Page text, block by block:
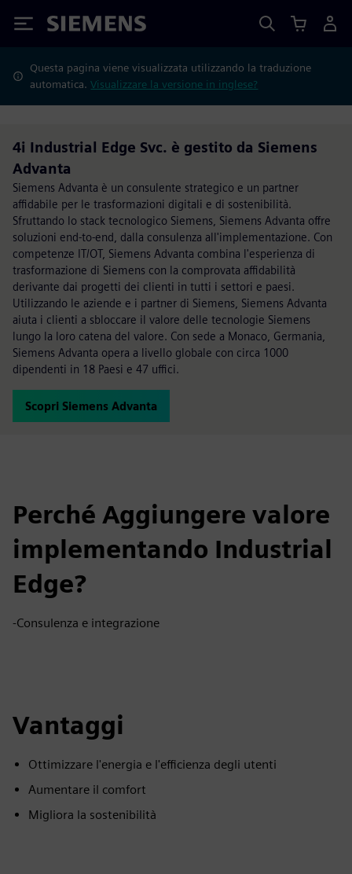
Siemens
Questa pagina viene visualizzata utilizzando la traduzione
automatica.Visualizzare la versione in inglese?
4i Industrial Edge Svc. è gestito da Siemens
Advanta
Siemens Advanta è un consulente strategico e un partner
affidabile per le trasformazioni digitali e di sostenibilità.
Sfruttando lo stack tecnologico Siemens, Siemens Advanta offre
soluzioni end-to-end, dalla consulenza all'implementazione. Con
competenze IT/OT, Siemens Advanta combina l'esperienza di
trasformazione di Siemens con la comprovata affidabilità
derivante dai progetti dei clienti in tutti i settori e paesi.
Utilizzando le aziende e i partner di Siemens, Siemens Advanta
aiuta i clienti a sbloccare il valore delle tecnologie Siemens
lungo la loro catena del valore. Con sede a Monaco, Germania,
Siemens Advanta opera a livello globale con circa 1000
dipendenti in 18 Paesi e 47 uffici.
Scopri Siemens Advanta
Perché Aggiungere valore
implementando Industrial
Edge?
-Consulenza e integrazione
Vantaggi
Ottimizzare l'energia e l'efficienza degli utenti
Aumentare il comfort
Migliora la sostenibilità